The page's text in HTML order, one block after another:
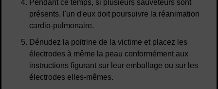
Pendant ce temps, si plusieurs sauveteurs sont
présents, l'un d'eux doit poursuivre la réanimation
cardio-pulmonaire.
Dénudez la poitrine de la victime et placez les
électrodes à même la peau conformément aux
instructions figurant sur leur emballage ou sur les
électrodes elles-mêmes.